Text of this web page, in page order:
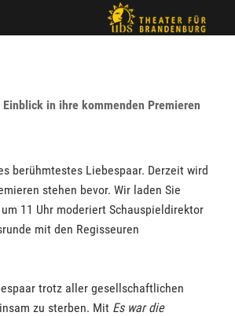
Einblick in ihre kommenden Premieren
berühmtestes Liebespaar. Derzeit wird
stehen bevor. Wir laden Sie
11 Uhr moderiert Schauspieldirektor
mit den Regisseuren
trotz aller gesellschaftlichen
zu sterben. Mit Es war die